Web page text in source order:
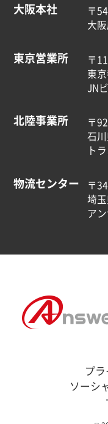
大阪本社
〒
大
東京営業所
〒
東
JN
北陸事業所
〒
石
ト
物流センター
〒
埼
ア
プ
ソーシ